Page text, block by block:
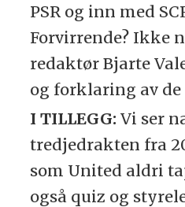
PSR og inn med
Forvirrende? Ikke
redaktør Bjarte
og forklaring av de
I TILLEGG: Vi ser
tredjedrakten fra
som United aldri
også quiz og